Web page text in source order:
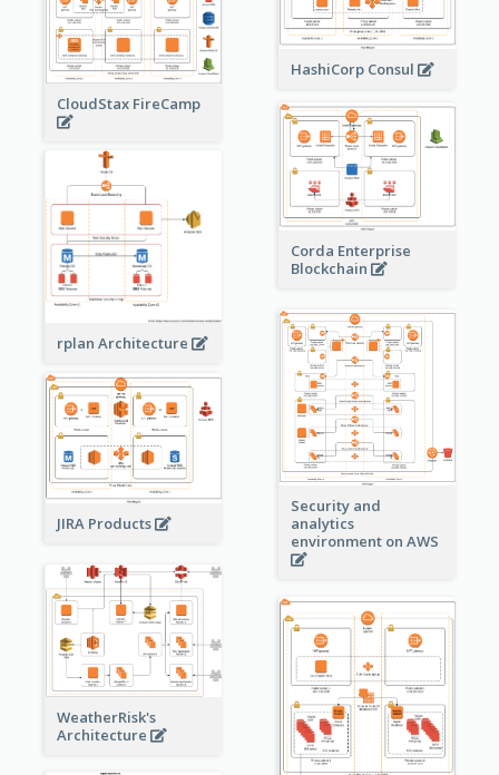
HashiCorp Consul
CloudStax FireCamp
Corda Enterprise
Blockchain
rplan Architecture
Security and
analytics
environment on AWS
JIRA Products
WeatherRisk's
Architecture